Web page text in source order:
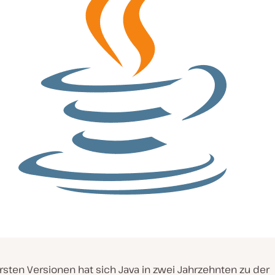
Versionen hat sich Java in zwei Jahrzehnten zu der